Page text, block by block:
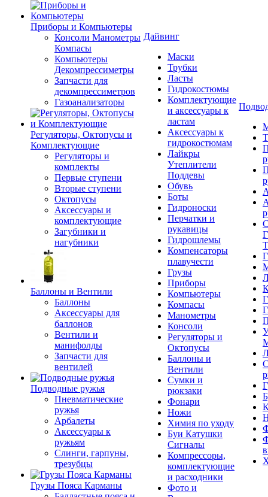
Приборы и Компьютеры
Консоли Манометры
Компасы
Компьютеры
Декомпрессиметры
Запчасти для
декомпрессиметров
Газоанализаторы
Регуляторы, Октопусы и
Комплектующие
Регуляторы и
комплекты
Первые ступени
Вторые ступени
Октопусы
Аксессуары и
комплектующие
Загубники и
нагубники
Баллоны и Вентили
Баллоны
Аксессуары для
баллонов
Вентили и
манифолды
Запчасти для
вентилей
Подводные ружья
Пневматические
ружья
Арбалеты
Аксессуары к
ружьям
Слинги, гарпуны,
трезубцы
Грузы Пояса Карманы
Дайвинг
Маски
Трубки
Ласты
Гидрокостюмы
Комплектующие
и аксессуары к
ластам
Аксессуары к
гидрокостюмам
Лайкры
Утеплители
Поддевы
Обувь
Боты
Гидроноски
Перчатки и
рукавицы
Гидрошлемы
Компенсаторы
плавучести
Грузы
Приборы
Компьютеры
Компасы
Манометры
Консоли
Регуляторы и
Октопусы
Баллоны и
Вентили
Сумки и
рюкзаки
Фонари
Ножи
Химия по уходу
Буи Катушки
Сигналы
Компрессоры,
комплектующие
и расходники
Фото и